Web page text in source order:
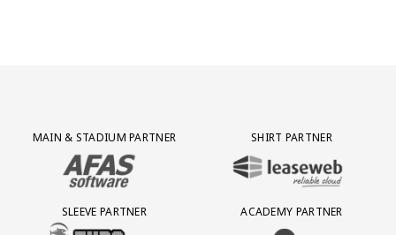
Partner Logos Grid
MAIN & STADIUM PARTNER
BEZOEK ONZE MAIN & STADIUM PARTNER AFAS SOFTWARE
SHIRT PARTNER
BEZOEK ONZE SHIRT PARTNER
SLEEVE PARTNER
BEZOEK ONZE SLEEVE PARTNER EUROJACKPOT
ACADEMY PARTNER